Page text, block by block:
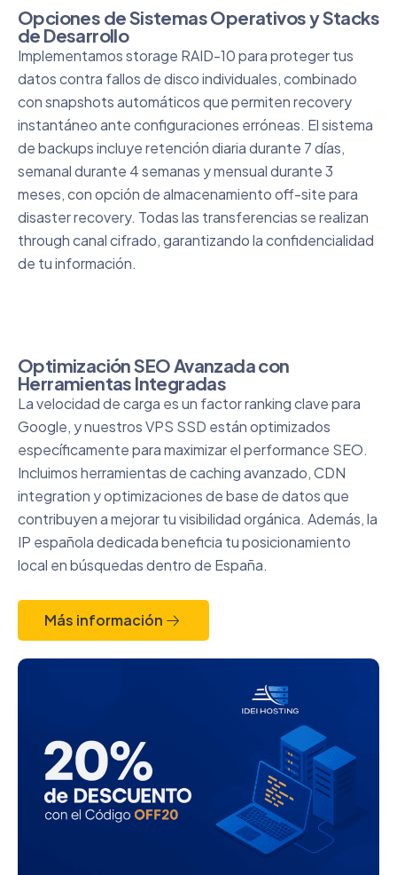
Opciones de Sistemas Operativos y Stacks
de Desarrollo
Implementamos storage RAID-10 para proteger tus
datos contra fallos de disco individuales, combinado
con snapshots automáticos que permiten recovery
instantáneo ante configuraciones erróneas. El sistema
de backups incluye retención diaria durante 7 días,
semanal durante 4 semanas y mensual durante 3
meses, con opción de almacenamiento off-site para
disaster recovery. Todas las transferencias se realizan
through canal cifrado, garantizando la confidencialidad
de tu información.
Optimización SEO Avanzada con
Herramientas Integradas
La velocidad de carga es un factor ranking clave para
Google, y nuestros VPS SSD están optimizados
específicamente para maximizar el performance SEO.
Incluimos herramientas de caching avanzado, CDN
integration y optimizaciones de base de datos que
contribuyen a mejorar tu visibilidad orgánica. Además, la
IP española dedicada beneficia tu posicionamiento
local en búsquedas dentro de España.
Más información